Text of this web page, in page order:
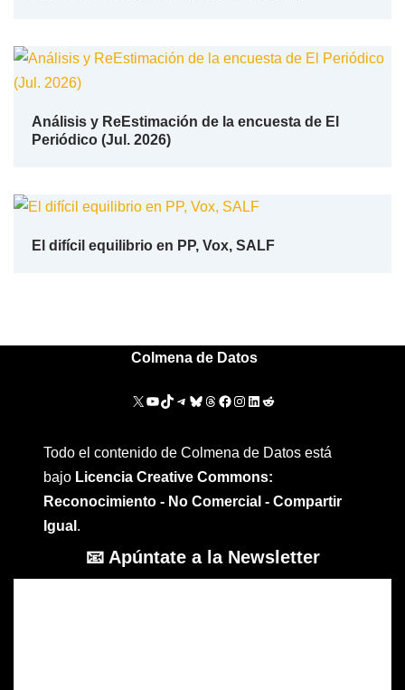
Análisis y ReEstimación de la encuesta de El
Periódico (Jul. 2026)
El difícil equilibrio en PP, Vox, SALF
Colmena de Datos
Todo el contenido de Colmena de Datos está
bajo Licencia Creative Commons:
Reconocimiento - No Comercial - Compartir
Igual .
📧 Apúntate a la Newsletter